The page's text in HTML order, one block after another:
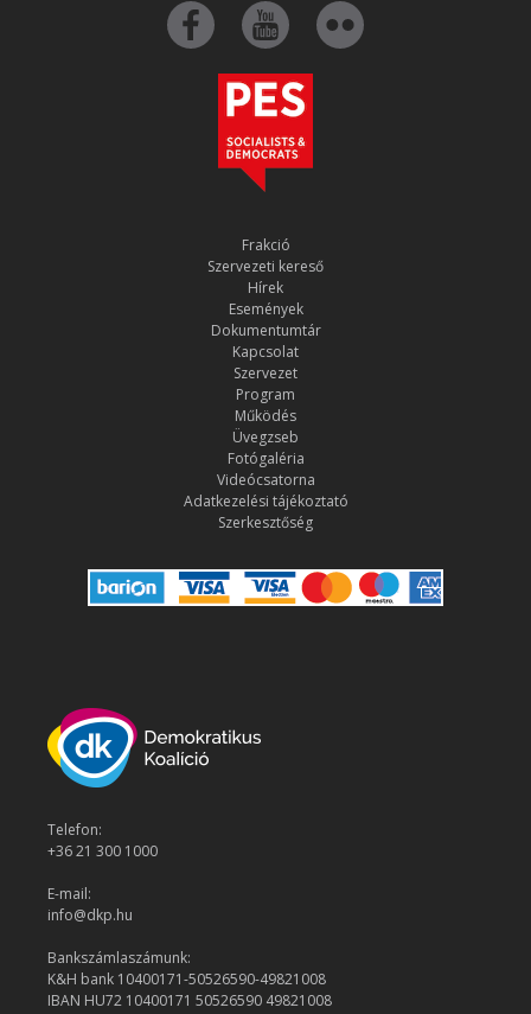
Frakció
Szervezeti kereső
Hírek
Események
Dokumentumtár
Kapcsolat
Szervezet
Program
Működés
Üvegzseb
Fotógaléria
Videócsatorna
Adatkezelési tájékoztató
Szerkesztőség
Telefon:
+36 21 300 1000
E-mail:
info@dkp.hu
Bankszámlaszámunk:
K&H bank 10400171-50526590-49821008
IBAN HU72 10400171 50526590 49821008